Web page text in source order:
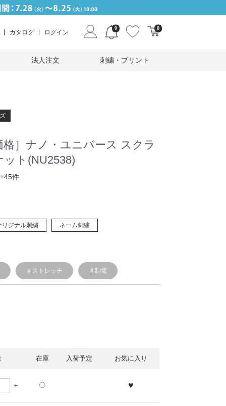
カタログ ログイン
0 0
法人注文 刺繍・プリント
格］ナノ・ユニバース スクラ
ト(NU2538)
♥45件
リジナル刺繍 ネーム刺繍
＃ストレッチ ＃制電
在庫 入荷予定 お気に入り
〇 ♥